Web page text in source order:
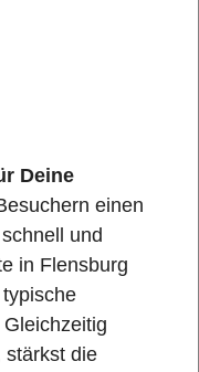
Deine
einen
und
in Flensburg
stärkst die